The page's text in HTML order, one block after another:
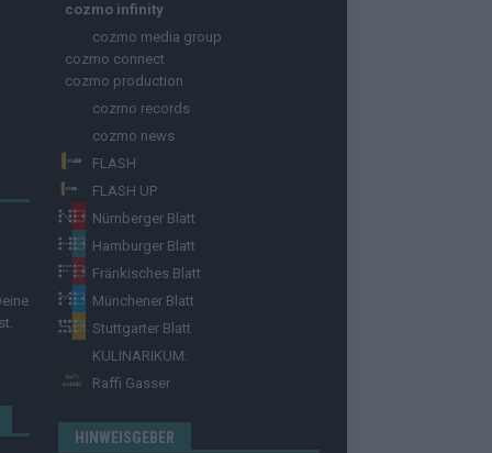
cozmo infinity
cozmo media group
cozmo connect
cozmo production
cozmo records
cozmo news
FLASH
FLASH UP
Nürnberger Blatt
Hamburger Blatt
Fränkisches Blatt
Münchener Blatt
Stuttgarter Blatt
KULINARIKUM.
Raffi Gasser
HINWEISGEBER